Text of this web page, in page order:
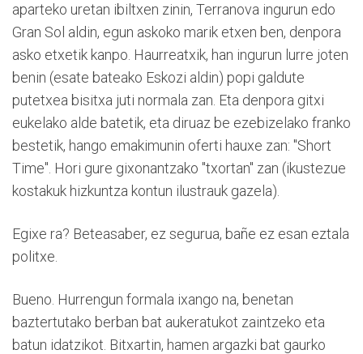
aparteko uretan ibiltxen zinin, Terranova ingurun edo
Gran Sol aldin, egun askoko marik etxen ben, denpora
asko etxetik kanpo. Haurreatxik, han ingurun lurre joten
benin (esate bateako Eskozi aldin) popi galdute
putetxea bisitxa juti normala zan. Eta denpora gitxi
eukelako alde batetik, eta diruaz be ezebizelako franko
bestetik, hango emakimunin oferti hauxe zan: "Short
Time". Hori gure gixonantzako "txortan" zan (ikustezue
kostakuk hizkuntza kontun ilustrauk gazela).
Egixe ra? Beteasaber, ez segurua, bañe ez esan eztala
politxe.
Bueno. Hurrengun formala ixango na, benetan
baztertutako berban bat aukeratukot zaintzeko eta
batun idatzikot. Bitxartin, hamen argazki bat gaurko